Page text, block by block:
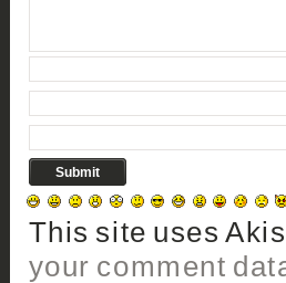
This site uses
your comment